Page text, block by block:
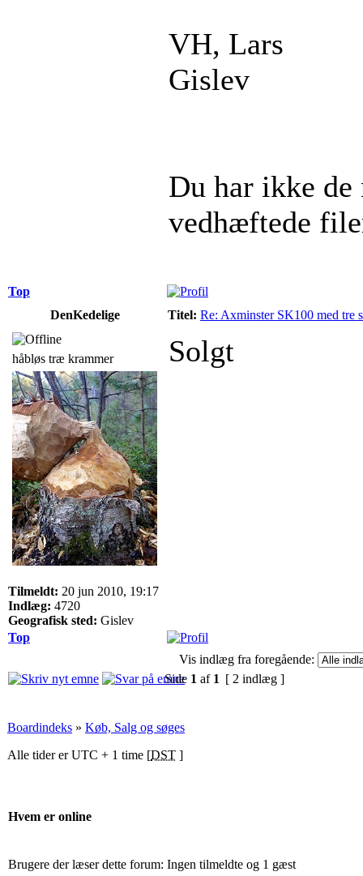
VH, Lars
Gislev
Du har ikke
vedhæftede
Top
DenKedelige
Titel: Re: Axminster SK100 med
håbløs træ krammer
Tilmeldt: 20 jun 2010, 19:17
Indlæg: 4720
Geografisk sted: Gislev
Solgt
Top
Vis indlæg fra foregående:
Side 1 af 1 [ 2 indlæg ]
Boardindeks » Køb, Salg og søges
Alle tider er UTC + 1 time [DST ]
Hvem er online
Brugere der læser dette forum: Ingen tilmeldte og 1 gæst